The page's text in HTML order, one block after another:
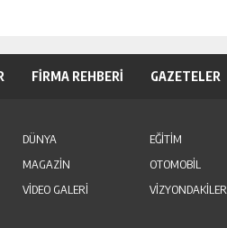
FİRMA REHBERİ GAZETELER
DÜNYA EĞİTİM
MAGAZİN
OTOMOBİL
VİDEO GALERİ
VİZYONDAKİLER